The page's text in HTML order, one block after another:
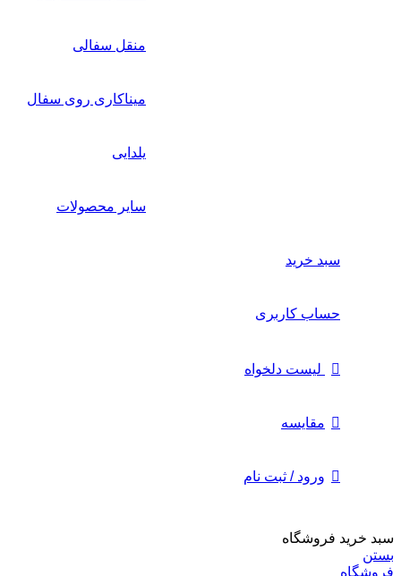
منقل سفالی
میناکاری روی سفال
یلدایی
سایر محصولات
سبد خرید
حساب کاربری
لیست دلخواه
مقایسه
ورود / ثبت نام
سبد خرید فروشگاه
بستن
فروشگاه